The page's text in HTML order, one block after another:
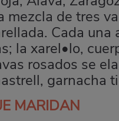
mezcla de tres
Cada
la xarel•lo,
rosados se
garnacha
MARIDAN